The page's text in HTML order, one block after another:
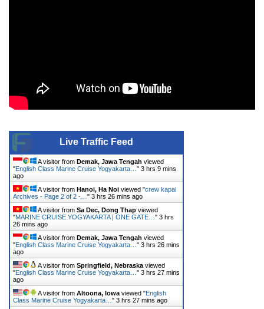
Live Traffic Feed
A visitor from Demak, Jawa Tengah viewed
"English Class Marine Cruise Yogyakarta… " 3 hrs 9 mins
ago
A visitor from Hanoi, Ha Noi viewed "crew kapal
Archives - Page 2 of 2 -… " 3 hrs 26 mins ago
A visitor from Sa Dec, Dong Thap viewed
"MARINE CRUISE YOGYAKARTA | ONE GATE… " 3 hrs
26 mins ago
A visitor from Demak, Jawa Tengah viewed
"English Class Marine Cruise Yogyakarta… " 3 hrs 26 mins
ago
A visitor from Springfield, Nebraska viewed
"English Class Marine Cruise Yogyakarta… " 3 hrs 27 mins
ago
A visitor from Altoona, Iowa viewed "English
Class Marine Cruise Yogyakarta… " 3 hrs 27 mins ago